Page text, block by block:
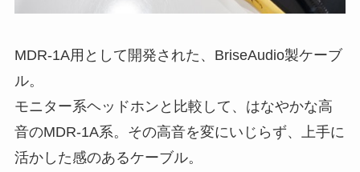
MDR-1A用として開発された、BriseAudio製ケーブ
ル。
モニター系ヘッドホンと比較して、はなやかな高
音のMDR-1A系。その高音を変にいじらず、上手に
活かした感のあるケーブル。